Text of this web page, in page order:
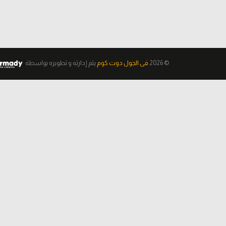
© 2026 فى الجول دوت كوم يتم إدارته و تطويره بواسطة